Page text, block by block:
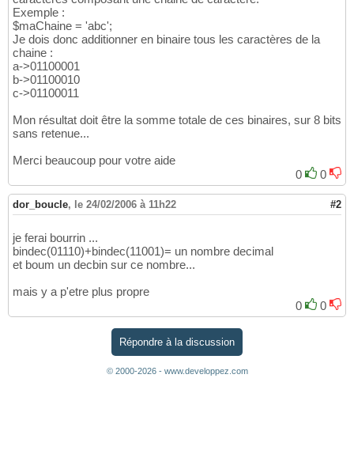
Exemple :
$maChaine = 'abc';
Je dois donc additionner en binaire tous les caractères de la
chaine :
a->01100001
b->01100010
c->01100011
Mon résultat doit être la somme totale de ces binaires, sur 8 bits
sans retenue...
Merci beaucoup pour votre aide
0
0
dor_boucle, le 24/02/2006 à 11h22 #2
je ferai bourrin ...
bindec(01110)+bindec(11001)= un nombre decimal
et boum un decbin sur ce nombre...
mais y a p'etre plus propre
0
0
Répondre à la discussion
© 2000-2026 - www.developpez.com